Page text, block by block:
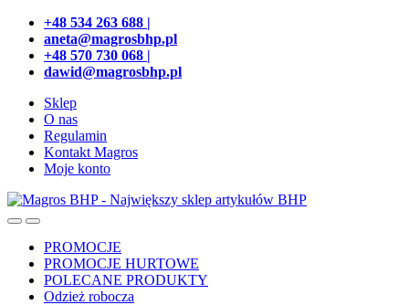
Przejdź
nawigacji
Przeskocz
treści
+48 534 263 688 |
aneta@magrosbhp.pl
+48 570 730 068 |
dawid@magrosbhp.pl
Sklep
O nas
Regulamin
Kontakt Magros
Moje konto
PROMOCJE
PROMOCJE HURTOWE
POLECANE PRODUKTY
Odzież robocza